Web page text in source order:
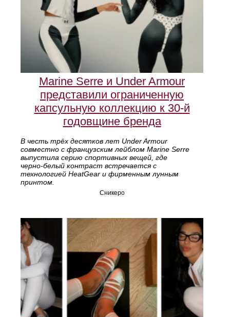
Marine Serre и Under Armour
представили ограниченную
капсульную коллекцию к 30‑й
годовщине бренда
В честь трёх десятков лет Under Armour
совместно с французским лейблом Marine Serre
выпустила серию спортивных вещей, где
черно‑белый контраст встречается с
технологией HeatGear и фирменным лунным
принтом.
Сникеро